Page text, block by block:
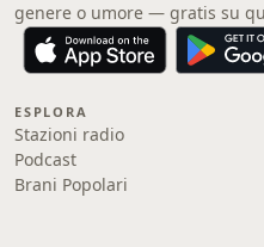
genere o umore — gratis su
ESPLORA
Stazioni radio
Podcast
Brani Popolari